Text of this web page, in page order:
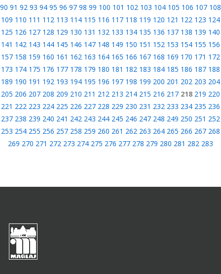
90 91 92 93 94 95 96 97 98 99 100 101 102 103 104 105 106 107 108
109 110 111 112 113 114 115 116 117 118 119 120 121 122 123 124
125 126 127 128 129 130 131 132 133 134 135 136 137 138 139 140
141 142 143 144 145 146 147 148 149 150 151 152 153 154 155 156
157 158 159 160 161 162 163 164 165 166 167 168 169 170 171 172
173 174 175 176 177 178 179 180 181 182 183 184 185 186 187 188
189 190 191 192 193 194 195 196 197 198 199 200 201 202 203 204
205 206 207 208 209 210 211 212 213 214 215 216 217 218 219 220
221 222 223 224 225 226 227 228 229 230 231 232 233 234 235 236
237 238 239 240 241 242 243 244 245 246 247 248 249 250 251 252
253 254 255 256 257 258 259 260 261 262 263 264 265 266 267 268
269 270 271 272 273 274 275 276 277 278 279 280 281 282 283